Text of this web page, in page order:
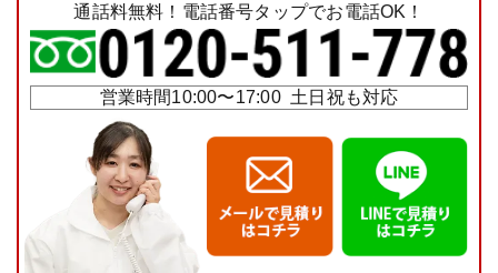
通話料無料！電話番号タップでお電話OK！
営業時間10:00〜17:00 土日祝も対応